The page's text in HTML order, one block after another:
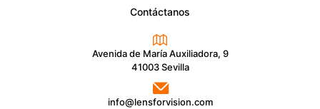
Contáctanos
Avenida de María Auxiliadora, 9
41003 Sevilla
info@lensforvision.com